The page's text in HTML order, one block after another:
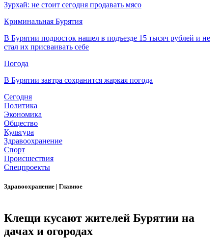
Зурхай: не стоит сегодня продавать мясо
Криминальная Бурятия
В Бурятии подросток нашел в подъезде 15 тысяч рублей и не
стал их присваивать себе
Погода
В Бурятии завтра сохранится жаркая погода
Сегодня
Политика
Экономика
Общество
Культура
Здравоохранение
Спорт
Происшествия
Спецпроекты
Здравоохранение | Главное
Клещи кусают жителей Бурятии на
дачах и огородах